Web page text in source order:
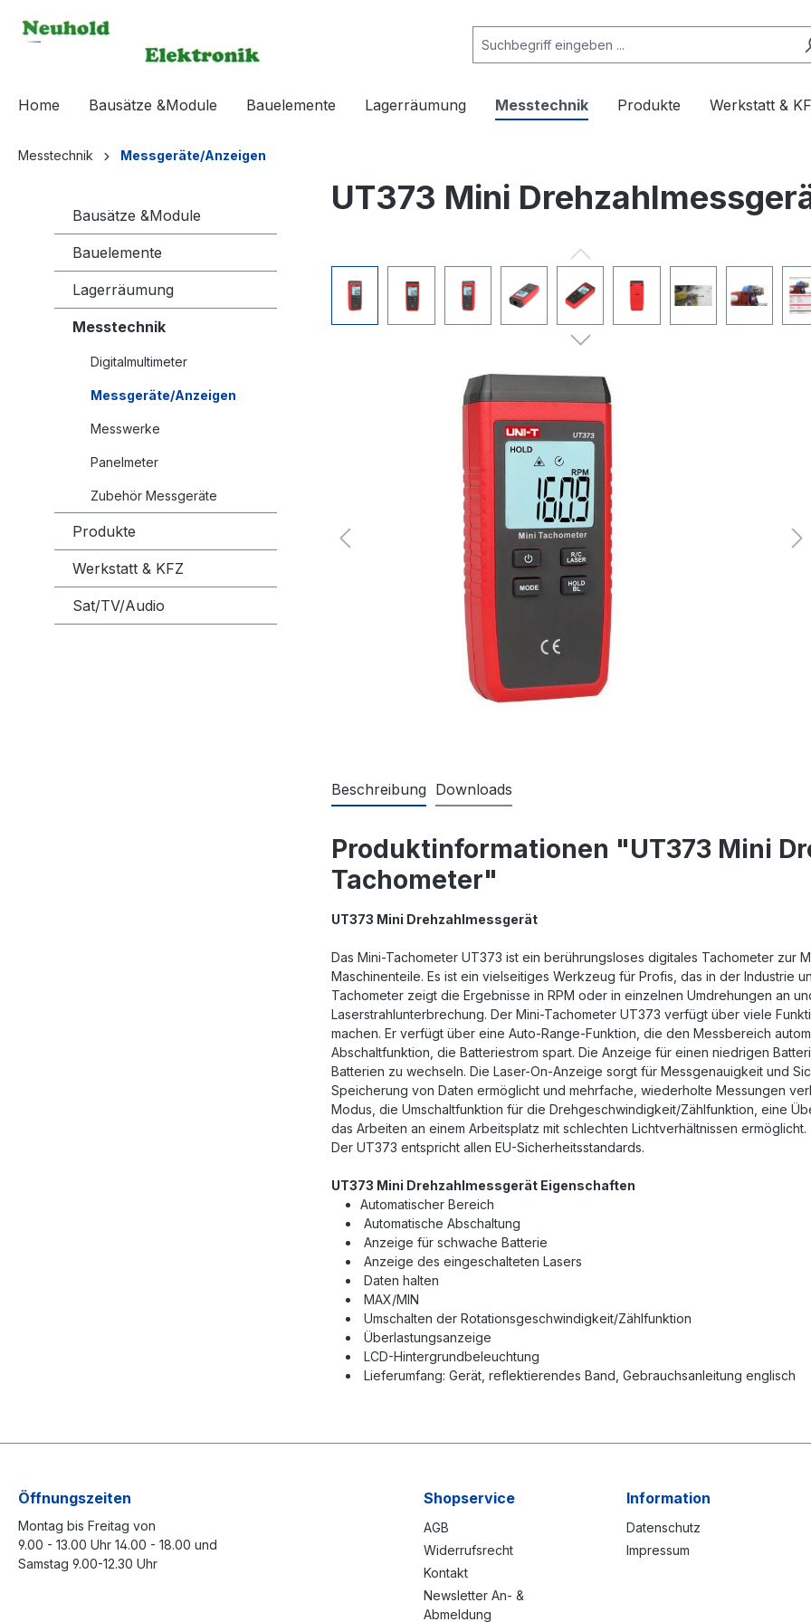
Zur Hauptnavigation springen
Home Bausätze &Module Bauelemente Lagerräumung Messtechnik Produkte Werkstatt &
Messtechnik Messgeräte/Anzeigen
Bausätze &Module
Bauelemente
Lagerräumung
Messtechnik
Digitalmultimeter
Messgeräte/Anzeigen
Messwerke
Panelmeter
Zubehör Messgeräte
Produkte
Werkstatt & KFZ
Sat/TV/Audio
UT373 Mini
Beschreibung Downloads
Produktinformationen "UT373 Mini
Tachometer"
UT373 Mini Drehzahlmessgerät
Das Mini-Tachometer UT373 ist ein berührungsloses digitales Tachometer
Maschinenteile. Es ist ein vielseitiges Werkzeug für Profis, das in der Industrie
Tachometer zeigt die Ergebnisse in RPM oder in einzelnen Umdrehungen an
Laserstrahlunterbrechung. Der Mini-Tachometer UT373 verfügt über viele
machen. Er verfügt über eine Auto-Range-Funktion, die den Messbereich
Abschaltfunktion, die Batteriestrom spart. Die Anzeige für einen niedrigen
Batterien zu wechseln. Die Laser-On-Anzeige sorgt für Messgenauigkeit und
Speicherung von Daten ermöglicht und mehrfache, wiederholte Messungen
Modus, die Umschaltfunktion für die Drehgeschwindigkeit/Zählfunktion, eine
das Arbeiten an einem Arbeitsplatz mit schlechten Lichtverhältnissen ermöglicht.
Der UT373 entspricht allen EU-Sicherheitsstandards.
UT373 Mini Drehzahlmessgerät Eigenschaften
Automatischer Bereich
Automatische Abschaltung
Anzeige für schwache Batterie
Anzeige des eingeschalteten Lasers
Daten halten
MAX/MIN
Umschalten der Rotationsgeschwindigkeit/Zählfunktion
Überlastungsanzeige
LCD-Hintergrundbeleuchtung
Lieferumfang: Gerät, reflektierendes Band, Gebrauchsanleitung englisch
Öffnungszeiten
Montag bis Freitag von
9.00 - 13.00 Uhr 14.00 - 18.00 und
Samstag 9.00-12.30 Uhr
Shopservice
AGB
Widerrufsrecht
Kontakt
Newsletter An- &
Abmeldung
Information
Datenschutz
Impressum